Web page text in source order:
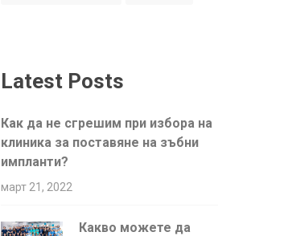
Latest Posts
Как да не сгрешим при избора на
клиника за поставяне на зъбни
импланти?
март 21, 2022
Какво можете да